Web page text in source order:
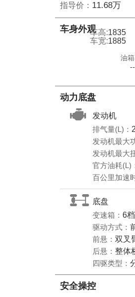
指导价： 11.68万
车身外观
车宽:1885
车高:1835
油
动力底盘
发动机
排气量(L)：
发动机最大
发动机最大
官方油耗(L)
百公里加速
底盘
变速箱： 6
驱动方式：
前悬： 双叉
后悬： 整体
四驱类型：
安全操控